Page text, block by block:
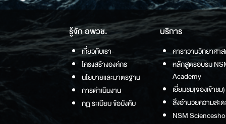
รู้จัก อพวช.
เกี่ยวกับเรา
โครงสร้างองค์กร
นโยบายและมาตรฐาน
การดำเนินงาน
กฏ ระเบียบ ข้อบังคับ
บริการ
คาราวานวิทยาศา
หลักสูตรอบรม
Academy
เยี่ยมชม(จองเข้าชม)
สิ่งอำนวยความสะ
NSM